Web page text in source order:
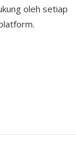
oleh setiap